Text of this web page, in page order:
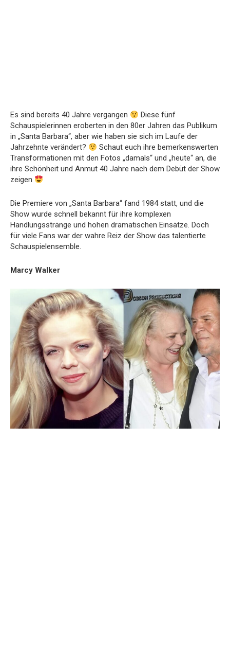
Es sind bereits 40 Jahre vergangen
Diese fünf
Schauspielerinnen eroberten in den 80er Jahren das Publikum
in „Santa Barbara“, aber wie haben sie sich im Laufe der
Jahrzehnte verändert?
Schaut euch ihre bemerkenswerten
Transformationen mit den Fotos „damals“ und „heute“ an, die
ihre Schönheit und Anmut 40 Jahre nach dem Debüt der Show
zeigen
Die Premiere von „Santa Barbara“ fand 1984 statt, und die
Show wurde schnell bekannt für ihre komplexen
Handlungsstränge und hohen dramatischen Einsätze. Doch
für viele Fans war der wahre Reiz der Show das talentierte
Schauspielensemble.
Marcy Walker